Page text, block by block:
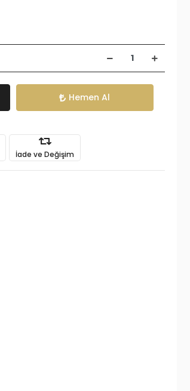
Hemen Al
İade ve Değişim